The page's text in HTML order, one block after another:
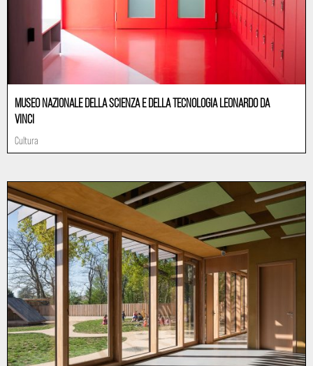
MUSEO NAZIONALE DELLA SCIENZA E DELLA TECNOLOGIA LEONARDO DA
VINCI
Cultura